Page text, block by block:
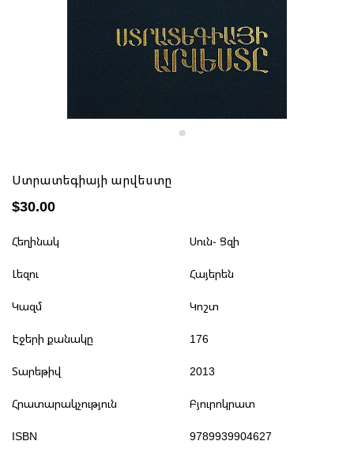
Ստրատեգիայի արվեստը
$30.00
Հեղինակ Սուն- Ցզի
Լեզու Հայերեն
Կազմ Կոշտ
Էջերի քանակը 176
Տարեթիվ 2013
Հրատարակչություն Բյուրոկրատ
ISBN 9789939904627